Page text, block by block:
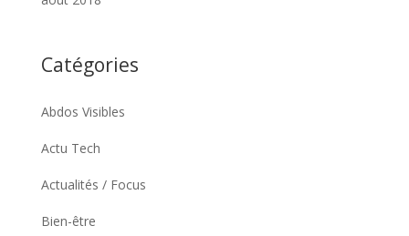
Catégories
Abdos Visibles
Actu Tech
Actualités / Focus
Bien-être